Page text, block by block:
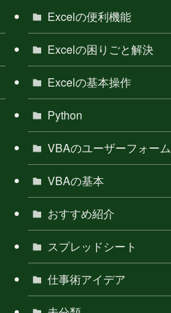
Excelの便利機能
Excelの困りごと解決
Excelの基本操作
Python
VBAのユーザーフォーム
VBAの基本
おすすめ紹介
スプレッドシート
仕事術アイデア